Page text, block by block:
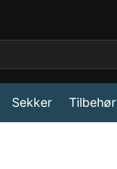
Sekker Tilbehør